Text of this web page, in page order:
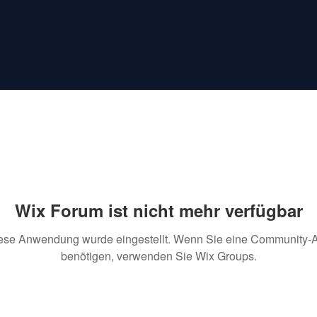
Wix Forum ist nicht mehr verfügbar
Anwendung wurde eingestellt. Wenn Sie eine Community-
benötigen, verwenden Sie Wix Groups.